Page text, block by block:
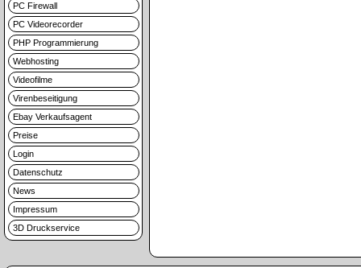
PC Firewall
PC Videorecorder
PHP Programmierung
Webhosting
Videofilme
Virenbeseitigung
Ebay Verkaufsagent
Preise
Login
Datenschutz
News
Impressum
3D Druckservice